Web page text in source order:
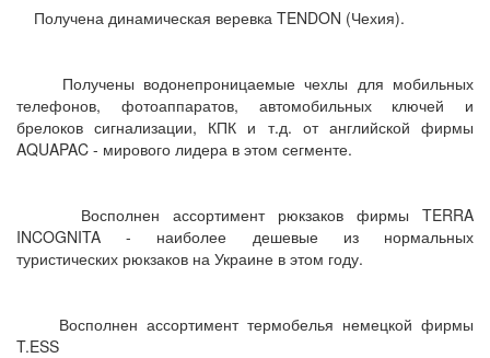
Получена динамическая веревка TENDON (Чехия).
Получены водонепроницаемые чехлы для мобильных
телефонов, фотоаппаратов, автомобильных ключей и
брелоков сигнализации, КПК и т.д. от английской фирмы
AQUAPAC - мирового лидера в этом сегменте.
Восполнен ассортимент рюкзаков фирмы TERRA
INCOGNITA - наиболее дешевые из нормальных
туристических рюкзаков на Украине в этом году.
Восполнен ассортимент термобелья немецкой фирмы
T.ESS